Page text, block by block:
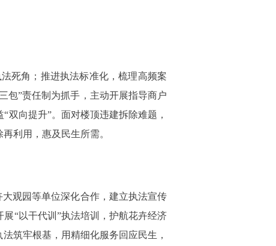
死角；推进执法标准化，梳理高频案
包”责任制为抓手，主动开展指导商户
向提升”。面对楼顶违建拆除难题，
利用，惠及民生所需。
观园等单位深化合作，建立执法宣传
“以干代训”执法培训，护航花卉经济
筑牢根基，用精细化服务回应民生，